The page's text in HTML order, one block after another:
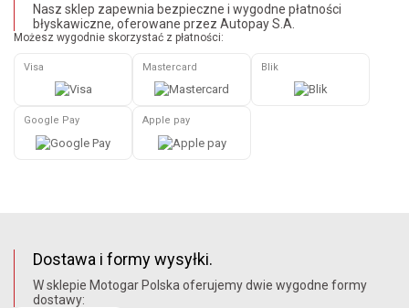
Nasz sklep zapewnia bezpieczne i wygodne płatności
błyskawiczne, oferowane przez Autopay S.A.
Możesz wygodnie skorzystać z płatności:
Visa Mastercard Blik
Google Pay Apple pay
Dostawa i formy wysyłki.
W sklepie Motogar Polska oferujemy dwie wygodne formy
dostawy: